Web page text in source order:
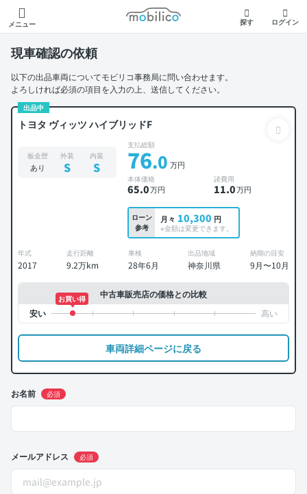
メニュー
モビリコ
探す ログイン
現車確認の依頼
以下の出品車両についてモビリコ事務局に問い合わせます。
よろしければ必須の項目を入力の上、送信してください。
出品中
トヨタ ヴィッツ ハイブリッドF
板金歴
あり
外装
S
内装
S
支払総額
76.0 万円
本体価格
65.0万円
諸費用
11.0万円
ローン
参考
月々 10,300 円
※金額は変更できます。
年式
2017
走行距離
9.2万km
車検
28年6月
出品地域
神奈川県
納期の目安
9月〜10月
中古車販売店の価格との比較
お買い得
車両詳細ページに戻る
お名前 必須
メールアドレス 必須